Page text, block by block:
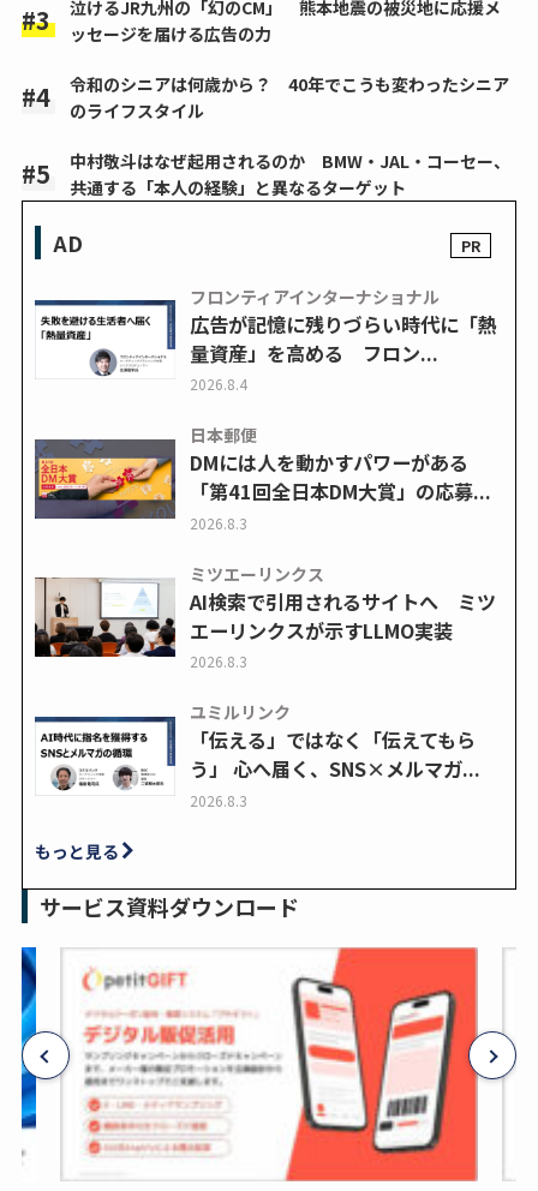
泣けるJR九州の「幻のCM」 熊本地震の被災地に応援メ
ッセージを届ける広告の力
令和のシニアは何歳から？ 40年でこうも変わったシニア
のライフスタイル
中村敬斗はなぜ起用されるのか BMW・JAL・コーセー、
共通する「本人の経験」と異なるターゲット
AD
フロンティアインターナショナル
広告が記憶に残りづらい時代に「熱
量資産」を高める フロン...
2026.8.4
日本郵便
DMには人を動かすパワーがある
「第41回全日本DM大賞」の応募...
2026.8.3
ミツエーリンクス
AI検索で引用されるサイトへ ミツ
エーリンクスが示すLLMO実装
2026.8.3
ユミルリンク
「伝える」ではなく「伝えてもら
う」 心へ届く、SNS×メルマガ...
2026.8.3
もっと見る
サービス資料ダウンロード